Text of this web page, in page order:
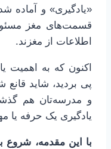
«یادگیری» و آماده
قسمت‌های مغز
اطلاعات از مغزند.
اکنون که به اهمیت
پی بردید، شاید
و مدرسه‌تان هم
یادگیری یک حرفه یا
با این مقدمه، شروع